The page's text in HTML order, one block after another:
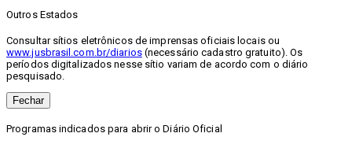
Outros Estados
Consultar sítios eletrônicos de imprensas oficiais locais ou
www.jusbrasil.com.br/diarios(necessário cadastro gratuito). Os
períodos digitalizados nesse sítio variam de acordo com o diário
pesquisado.
Fechar
Programas indicados para abrir o Diário Oficial